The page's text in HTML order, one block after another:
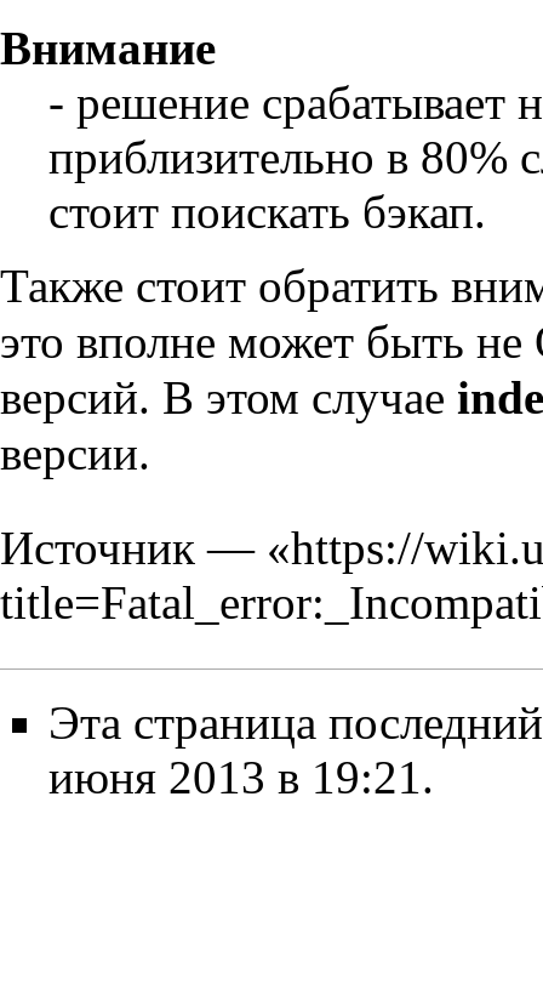
Внимание
- решение срабатывает
приблизительно в 80%
стоит поискать бэкап.
Также стоит обратить
это вполне может быть не
версий. В этом случае
версии.
Источник — «https://
Эта страница
июня 2013 в 19:21.